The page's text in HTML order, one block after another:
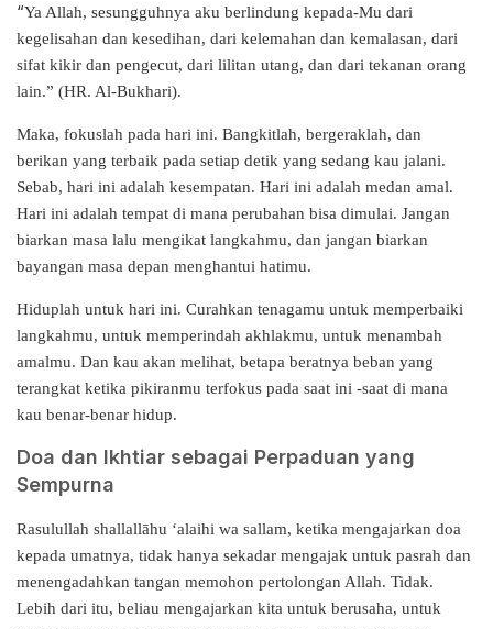
“Ya Allah, sesungguhnya aku berlindung kepada-Mu dari
kegelisahan dan kesedihan, dari kelemahan dan kemalasan, dari
sifat kikir dan pengecut, dari lilitan utang, dan dari tekanan orang
lain.” (HR. Al-Bukhari).
Maka, fokuslah pada hari ini. Bangkitlah, bergeraklah, dan
berikan yang terbaik pada setiap detik yang sedang kau jalani.
Sebab, hari ini adalah kesempatan. Hari ini adalah medan amal.
Hari ini adalah tempat di mana perubahan bisa dimulai. Jangan
biarkan masa lalu mengikat langkahmu, dan jangan biarkan
bayangan masa depan menghantui hatimu.
Hiduplah untuk hari ini. Curahkan tenagamu untuk memperbaiki
langkahmu, untuk memperindah akhlakmu, untuk menambah
amalmu. Dan kau akan melihat, betapa beratnya beban yang
terangkat ketika pikiranmu terfokus pada saat ini -saat di mana
kau benar-benar hidup.
Doa dan Ikhtiar sebagai Perpaduan yang
Sempurna
Rasulullah shallallāhu ‘alaihi wa sallam, ketika mengajarkan doa
kepada umatnya, tidak hanya sekadar mengajak untuk pasrah dan
menengadahkan tangan memohon pertolongan Allah. Tidak.
Lebih dari itu, beliau mengajarkan kita untuk berusaha, untuk